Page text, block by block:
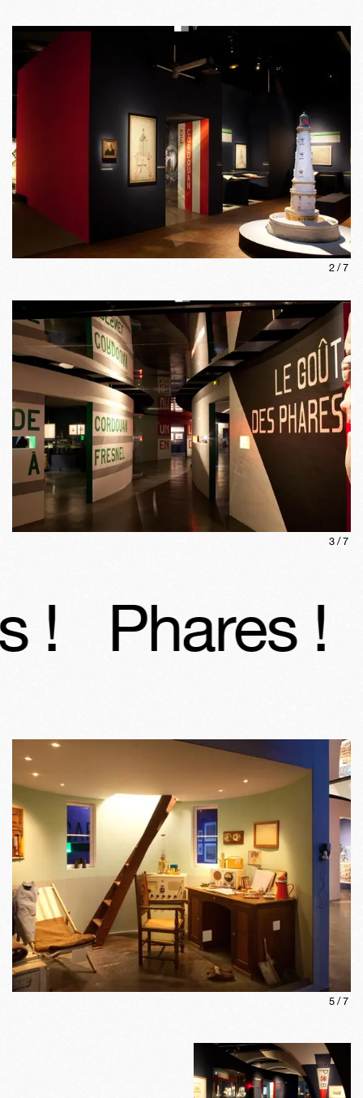
2 /7
3 /7
Phares !
5 /7